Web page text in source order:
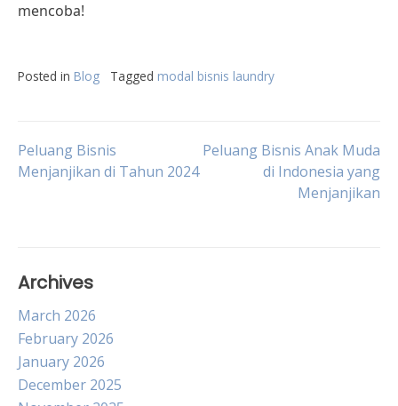
mencoba!
Posted in Blog Tagged modal bisnis laundry
Post
Peluang Bisnis
Menjanjikan di Tahun 2024
Peluang Bisnis Anak Muda
di Indonesia yang
Menjanjikan
Archives
March 2026
February 2026
January 2026
December 2025